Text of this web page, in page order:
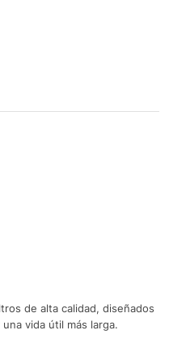
de alta calidad, diseñados
vida útil más larga.